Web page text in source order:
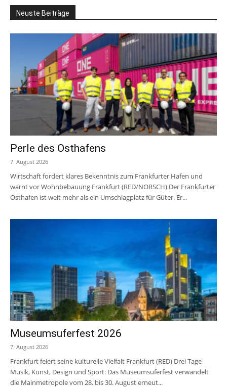
Neuste Beiträge
Perle des Osthafens
7. August 2026
Wirtschaft fordert klares Bekenntnis zum Frankfurter Hafen und
warnt vor Wohnbebauung Frankfurt (RED/NORSCH) Der Frankfurter
Osthafen ist weit mehr als ein Umschlagplatz für Güter. Er...
Museumsuferfest 2026
7. August 2026
Frankfurt feiert seine kulturelle Vielfalt Frankfurt (RED) Drei Tage
Musik, Kunst, Design und Sport: Das Museumsuferfest verwandelt
die Mainmetropole vom 28. bis 30. August erneut...